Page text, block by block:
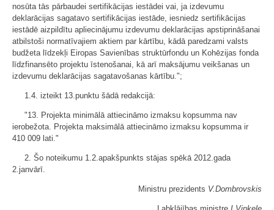
nosūta tās pārbaudei sertifikācijas iestādei vai, ja izdevumu
deklarācijas sagatavo sertifikācijas iestāde, iesniedz sertifikācijas
iestādē aizpildītu apliecinājumu izdevumu deklarācijas apstiprināšanai
atbilstoši normatīvajiem aktiem par kārtību, kādā paredzami valsts
budžeta līdzekļi Eiropas Savienības struktūrfondu un Kohēzijas fonda
līdzfinansēto projektu īstenošanai, kā arī maksājumu veikšanas un
izdevumu deklarācijas sagatavošanas kārtību.";
1.4. izteikt 13.punktu šādā redakcijā:
"13. Projekta minimālā attiecināmo izmaksu kopsumma nav
ierobežota. Projekta maksimālā attiecināmo izmaksu kopsumma ir
410 009 lati."
2. Šo noteikumu 1.2.apakšpunkts stājas spēkā 2012.gada
2.janvārī.
Ministru prezidents V.Dombrovskis